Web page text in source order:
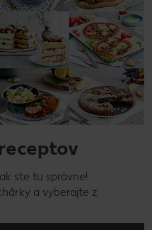
ste tu správne!
a vyberajte z